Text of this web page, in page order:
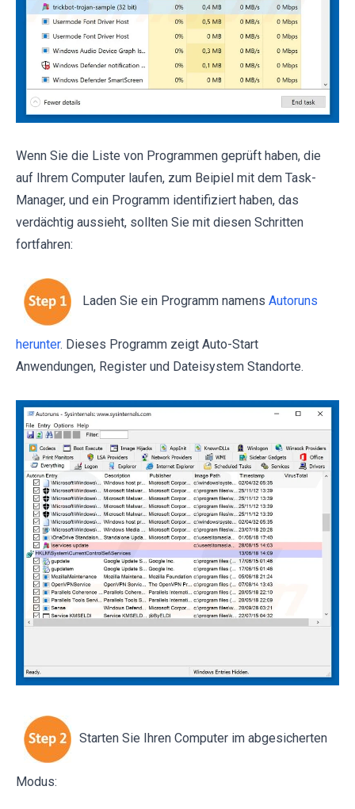
Wenn Sie die Liste von Programmen geprüft haben, die
auf Ihrem Computer laufen, zum Beipiel mit dem Task-
Manager, und ein Programm identifiziert haben, das
verdächtig aussieht, sollten Sie mit diesen Schritten
fortfahren:
Laden Sie ein Programm namens Autoruns
herunter. Dieses Programm zeigt Auto-Start
Anwendungen, Register und Dateisystem Standorte.
Starten Sie Ihren Computer im abgesicherten
Modus: